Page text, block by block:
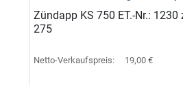
Zündapp KS 750 ET.-Nr.: 1230
275
Netto-Verkaufspreis: 19,00 €